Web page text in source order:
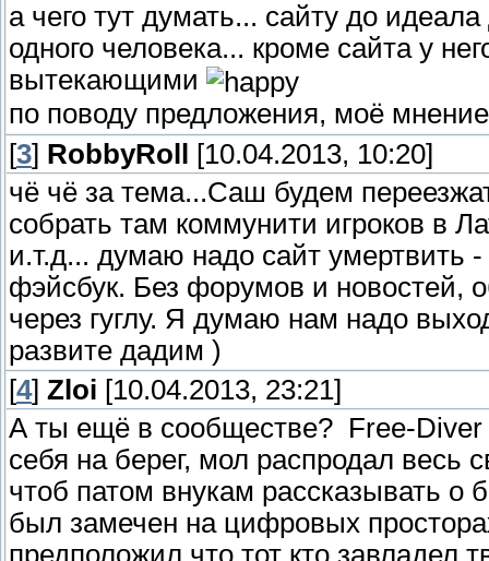
а чего тут думать... сайту до
одного человека... кроме сайта у
вытекающими
по поводу предложения, моё
[3] RobbyRoll
[10.04.2013, 10:20]
чё чё за тема...Саш будем
собрать там коммунити игроков в
и.т.д... думаю надо сайт умертвить
фэйсбук. Без форумов и новостей,
через гуглу. Я думаю нам надо
развите дадим )
[4] Zloi [10.04.2013, 23:21]
А ты ещё в сообществе? Free-
себя на берег, мол распродал весь
чтоб патом внукам рассказывать
был замечен на цифровых
предположил что тот кто завладел